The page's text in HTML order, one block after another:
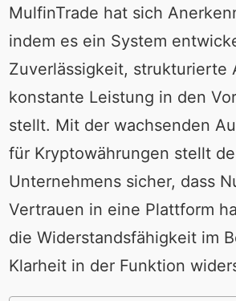
MulfinTrade hat sich
indem es ein System
Zuverlässigkeit, strukturierte
konstante Leistung in den
stellt. Mit der wachsenden
für Kryptowährungen stellt
Unternehmens sicher, dass
Vertrauen in eine Plattform
die Widerstandsfähigkeit im
Klarheit in der Funktion